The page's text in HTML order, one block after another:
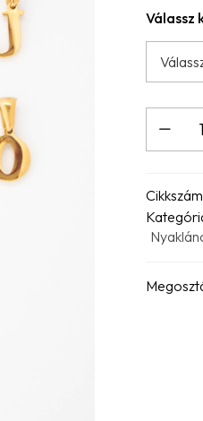
Válassz